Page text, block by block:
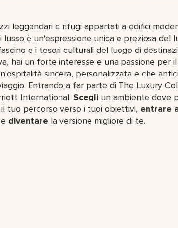
leggendari e rifugi appartati a edifici
lusso è un'espressione unica e preziosa del
e i tesori culturali del luogo di
hai un forte interesse e una passione per
sincera, personalizzata e che
Entrando a far parte di The Luxury
International. Scegli un ambiente dove
il tuo percorso verso i tuoi obiettivi, entrare
diventare la versione migliore di te.